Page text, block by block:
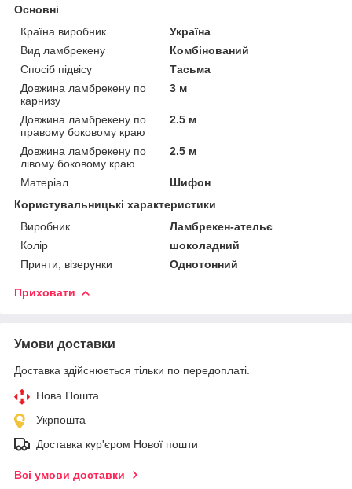
Основні
Країна виробник
Україна
Вид ламбрекену
Комбінований
Спосіб підвісу
Тасьма
Довжина ламбрекену по
карнизу
3 м
Довжина ламбрекену по
правому боковому краю
2.5 м
Довжина ламбрекену по
лівому боковому краю
2.5 м
Матеріал
Шифон
Користувальницькі характеристики
Виробник
Ламбрекен-ательє
Колір
шоколадний
Принти, візерунки
Однотонний
Приховати
Умови доставки
Доставка здійснюється тільки по передоплаті.
Нова Пошта
Укрпошта
Доставка кур'єром Нової пошти
Всі умови доставки